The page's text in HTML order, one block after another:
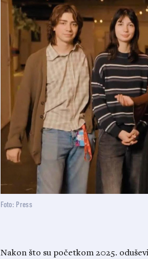
Foto: Press
Nakon što su početkom 2025.